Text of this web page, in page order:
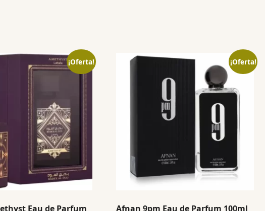
¡Oferta!
Eau de Parfum
¡Oferta!
Afnan 9pm Eau de Parfum 100ml